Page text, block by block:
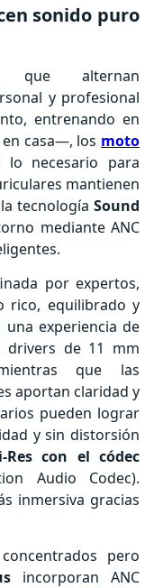
sonido puro
que alternan
y profesional
entrenando en
casa—, los moto
necesario para
mantienen
tecnología Sound
mediante ANC
por expertos,
rico, equilibrado y
una experiencia de
drivers de 11 mm
que las
aportan claridad y
pueden lograr
y sin distorsión
con el códec
Audio Codec).
inmersiva gracias
pero
incorporan ANC